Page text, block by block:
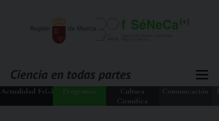
Actualidad Fs(+) Programas
Cultura
Científica
Comunicación